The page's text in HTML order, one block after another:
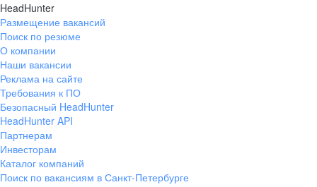
HeadHunter
Размещение вакансий
Поиск по резюме
О компании
Наши вакансии
Реклама на сайте
Требования к ПО
Безопасный HeadHunter
HeadHunter API
Партнерам
Инвесторам
Каталог компаний
Поиск по вакансиям в Санкт-Петербурге